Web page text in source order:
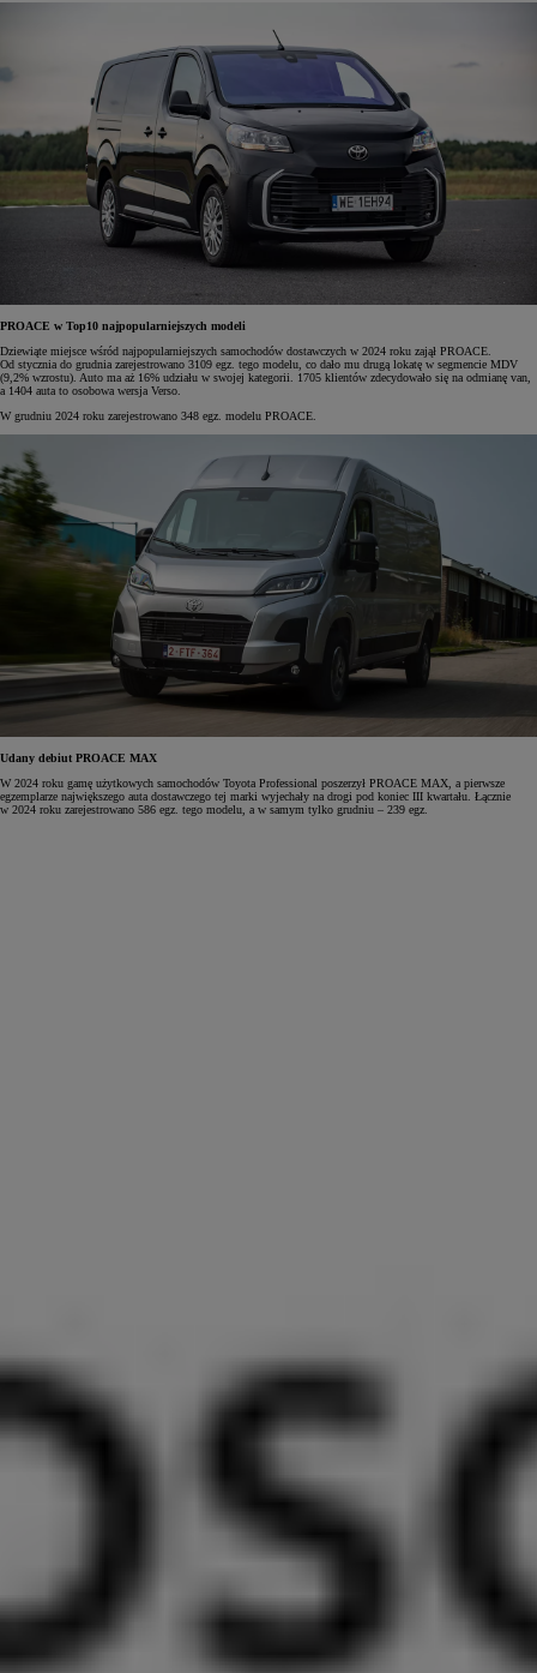
PROACE w Top10 najpopularniejszych modeli
Dziewiąte miejsce wśród najpopularniejszych samochodów dostawczych w 2024 roku zajął PROACE.
Od stycznia do grudnia zarejestrowano 3109 egz. tego modelu, co dało mu drugą lokatę w segmencie MDV
(9,2% wzrostu). Auto ma aż 16% udziału w swojej kategorii. 1705 klientów zdecydowało się na odmianę van,
a 1404 auta to osobowa wersja Verso.
W grudniu 2024 roku zarejestrowano 348 egz. modelu PROACE.
Udany debiut PROACE MAX
W 2024 roku gamę użytkowych samochodów Toyota Professional poszerzył PROACE MAX, a pierwsze
egzemplarze największego auta dostawczego tej marki wyjechały na drogi pod koniec III kwartału. Łącznie
w 2024 roku zarejestrowano 586 egz. tego modelu, a w samym tylko grudniu – 239 egz.